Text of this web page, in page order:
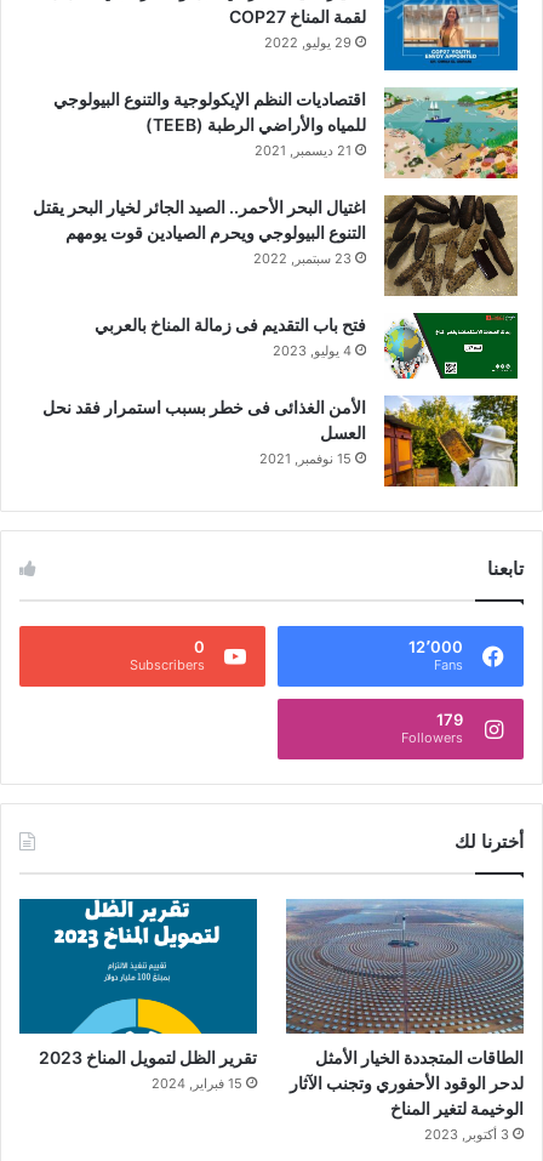
لقمة المناخ COP27
29 يوليو, 2022
اقتصاديات النظم الإيكولوجية والتنوع البيولوجي
للمياه والأراضي الرطبة (TEEB)
21 ديسمبر, 2021
اغتيال البحر الأحمر.. الصيد الجائر لخيار البحر يقتل
التنوع البيولوجي ويحرم الصيادين قوت يومهم
23 سبتمبر, 2022
فتح باب التقديم فى زمالة المناخ بالعربي
4 يوليو, 2023
الأمن الغذائى فى خطر بسبب استمرار فقد نحل
العسل
15 نوفمبر, 2021
تابعنا
12٬000
Fans
0
Subscribers
179
Followers
أخترنا لك
الطاقات المتجددة الخيار الأمثل
لدحر الوقود الأحفوري وتجنب الآثار
الوخيمة لتغير المناخ
3 أكتوبر, 2023
تقرير الظل لتمويل المناخ 2023
15 فبراير, 2024